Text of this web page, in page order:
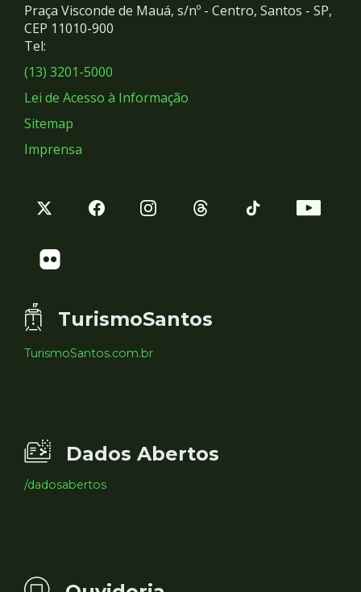
Redes
Sociais
Praça Visconde de Mauá, s/nº - Centro, Santos - SP,
CEP 11010-900
Tel:
(13) 3201-5000
Lei de Acesso à Informação
Sitemap
Imprensa
TurismoSantos
TurismoSantos.com.br
Dados Abertos
/dadosabertos